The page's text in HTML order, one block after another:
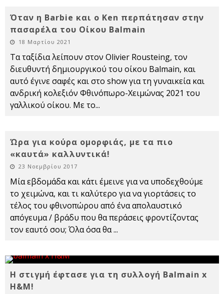
Όταν η Barbie και ο Ken περπάτησαν στην
πασαρέλα του Οίκου Balmain
18 Μαρτίου 2021
Tα ταξίδια λείπουν στον Olivier Rousteing, τον
διευθυντή δημιουργικού του οίκου Balmain, και
αυτό έγινε σαφές και στο show για τη γυναικεία και
ανδρική κολεξιόν Φθινόπωρο-Χειμώνας 2021 του
γαλλικού οίκου. Με το...
Ώρα για κούρα ομορφιάς, με τα πιο
«καυτά» καλλυντικά!
23 Νοεμβρίου 2017
Μία εβδομάδα και κάτι έμεινε για να υποδεχθούμε
το χειμώνα, και τι καλύτερο για να γιορτάσεις το
τέλος του φθινοπώρου από ένα απολαυστικό
απόγευμα / βράδυ που θα περάσεις φροντίζοντας
τον εαυτό σου; Όλα όσα θα...
Η στιγμή έφτασε για τη συλλογή Balmain x
H&M!